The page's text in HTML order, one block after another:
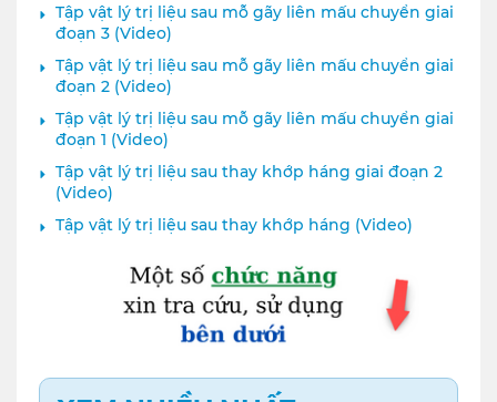
Tập vật lý trị liệu sau mỗ gãy liên mấu chuyển giai
đoạn 3 (Video)
Tập vật lý trị liệu sau mỗ gãy liên mấu chuyển giai
đoạn 2 (Video)
Tập vật lý trị liệu sau mỗ gãy liên mấu chuyển giai
đoạn 1 (Video)
Tập vật lý trị liệu sau thay khớp háng giai đoạn 2
(Video)
Tập vật lý trị liệu sau thay khớp háng (Video)